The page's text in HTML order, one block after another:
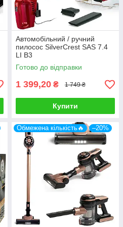
Автомобільний / ручний
пилосос SilverCrest SAS 7.4
LI B3
Готово до відправки
1 399,20 ₴ 1 749 ₴
Купити
Обмежена кількість🔥 –20%